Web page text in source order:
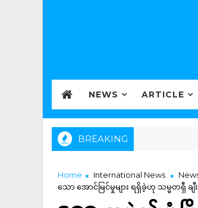
NEWS ARTICLE
BREAKING
Home International News
သော အောင်မြင်မှုများ ရရှိခဲ့ဟု သမ္မတရှီ ချီ